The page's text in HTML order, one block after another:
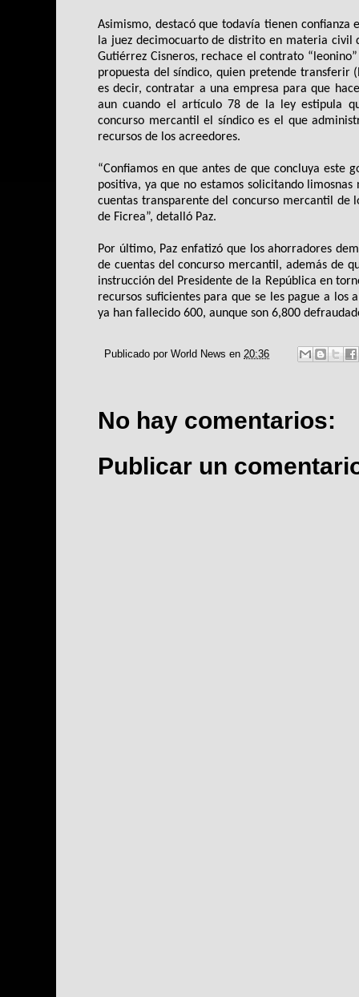
Asimismo, destacó que todavía tienen confianza
la juez decimocuarto de distrito en materia civil
Gutiérrez Cisneros, rechace el contrato
propuesta del síndico, quien pretende transferir
es decir, contratar a una empresa para que
aun cuando el artículo 78 de la ley estipula
concurso mercantil el síndico es el que
recursos de los acreedores.
“Confiamos en que antes de que concluya este
positiva, ya que no estamos solicitando
cuentas transparente del concurso mercantil de
de Ficrea”, detalló Paz.
Por último, Paz enfatizó que los ahorradores
de cuentas del concurso mercantil, además de
instrucción del Presidente de la República en
recursos suficientes para que se les pague a los
ya han fallecido 600, aunque son 6,800
Publicado por World News en 20:36
No hay comentarios:
Publicar un